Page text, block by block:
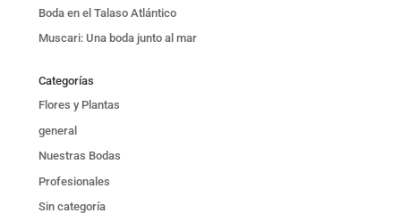
Boda en el Talaso Atlántico
Muscari: Una boda junto al mar
Categorías
Flores y Plantas
general
Nuestras Bodas
Profesionales
Sin categoría